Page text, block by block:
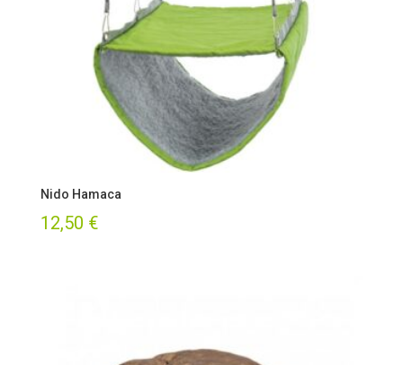
Nido Hamaca
12,50 €